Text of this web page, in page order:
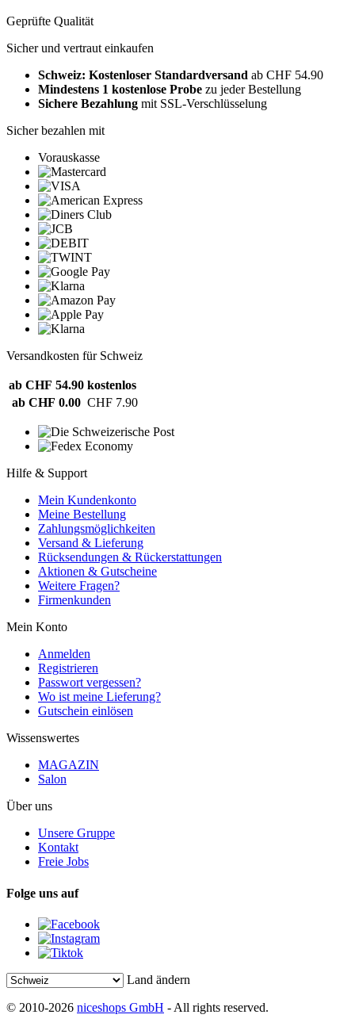
Geprüfte Qualität
Sicher und vertraut einkaufen
Schweiz: Kostenloser Standardversand ab CHF 54.90
Mindestens 1 kostenlose Probe zu jeder Bestellung
Sichere Bezahlung mit SSL-Verschlüsselung
Sicher bezahlen mit
Vorauskasse
Versandkosten für Schweiz
ab CHF 54.90 kostenlos
ab CHF 0.00 CHF 7.90
Hilfe & Support
Mein Kundenkonto
Meine Bestellung
Zahlungsmöglichkeiten
Versand & Lieferung
Rücksendungen & Rückerstattungen
Aktionen & Gutscheine
Weitere Fragen?
Firmenkunden
Mein Konto
Anmelden
Registrieren
Passwort vergessen?
Wo ist meine Lieferung?
Gutschein einlösen
Wissenswertes
MAGAZIN
Salon
Über uns
Unsere Gruppe
Kontakt
Freie Jobs
Folge uns auf
Land ändern
© 2010-2026 niceshops GmbH - All rights reserved.